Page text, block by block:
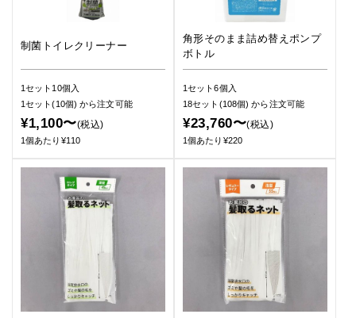
制菌トイレクリーナー
1セット10個入
1セット(10個)から注文可能
¥1,100〜(税込)
1個あたり¥110
角形そのまま詰め替えポンプ
ボトル
1セット6個入
18セット(108個)から注文可能
¥23,760〜(税込)
1個あたり¥220